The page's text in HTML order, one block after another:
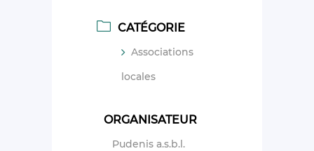
CATÉGORIE
Associations
locales
ORGANISATEUR
Pudenis a.s.b.l.